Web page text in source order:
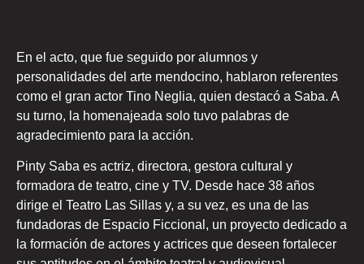
En el acto, que fue seguido por alumnos y
personalidades del arte mendocino, hablaron referentes
como el gran actor Tino Neglia, quien destacó a Saba. A
su turno, la homenajeada solo tuvo palabras de
agradecimiento para la acción.
Pinty Saba es actriz, directora, gestora cultural y
formadora de teatro, cine y TV. Desde hace 38 años
dirige el Teatro Las Sillas y, a su vez, es una de las
fundadoras de Espacio Ficcional, un proyecto dedicado a
la formación de actores y actrices que deseen fortalecer